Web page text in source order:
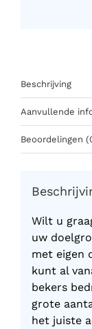
Beschrijving
Aanvullende
Beoordelingen
Wilt u
uw
met eigen
kunt al
bekers
grote
het juiste